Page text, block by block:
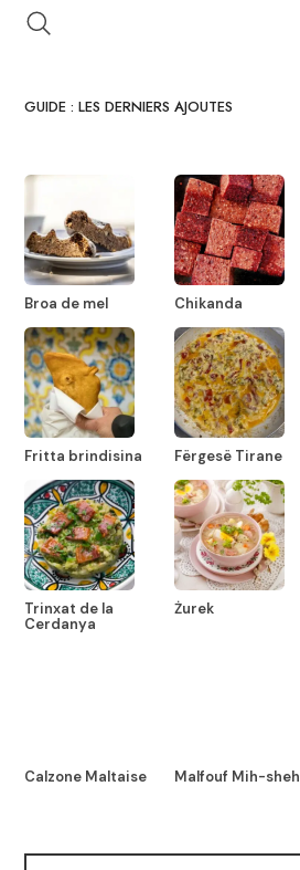
GUIDE : LES DERNIERS AJOUTES
Broa de mel Chikanda
Fritta brindisina Fërgesë Tirane
Trinxat de la
Cerdanya
Żurek
Calzone Maltaise Malfouf Mih-sheh